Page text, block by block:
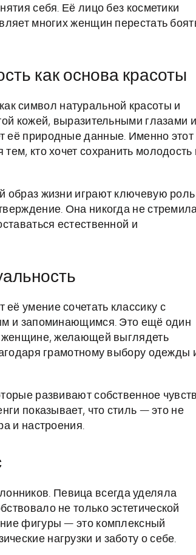
себя. Её лицо без косметики
многих женщин перестать
как основа красоты
символ натуральной красоты и
кожей, выразительными глазами и
её природные данные. Именно этот
кто хочет сохранить молодость
образ жизни играют ключевую роль
Она никогда не
естественной и
её умение сочетать классику с
и запоминающимся. Это ещё один
женщине, желающей выглядеть
грамотному выбору одежды
развивают собственное
показывает, что стиль — это не
и настроения.
Певица всегда уделяла
не только эстетической
фигуры — это комплексный
нагрузки и заботу о себе.